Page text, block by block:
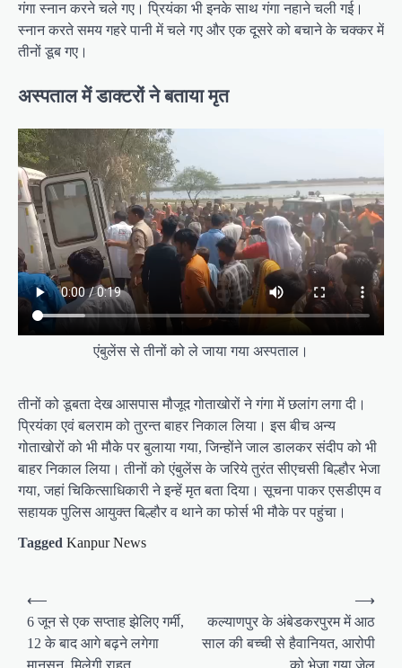
गंगा स्नान करने चले गए। प्रियंका भी इनके साथ गंगा नहाने चली गई।
स्नान करते समय गहरे पानी में चले गए और एक दूसरे को बचाने के चक्कर में
तीनों डूब गए।
अस्पताल में डाक्टरों ने बताया मृत
एंबुलेंस से तीनों को ले जाया गया अस्पताल।
तीनों को डूबता देख आसपास मौजूद गोताखोरों ने गंगा में छलांग लगा दी।
प्रियंका एवं बलराम को तुरन्त बाहर निकाल लिया। इस बीच अन्य
गोताखोरों को भी मौके पर बुलाया गया, जिन्होंने जाल डालकर संदीप को भी
बाहर निकाल लिया। तीनों को एंबुलेंस के जरिये तुरंत सीएचसी बिल्हौर भेजा
गया, जहां चिकित्साधिकारी ने इन्हें मृत बता दिया। सूचना पाकर एसडीएम व
सहायक पुलिस आयुक्त बिल्हौर व थाने का फोर्स भी मौके पर पहुंचा।
Tagged Kanpur News
⟵
6 जून से एक सप्ताह झेलिए गर्मी,
12 के बाद आगे बढ़ने लगेगा
मानसून, मिलेगी राहत
कल्याणपुर के अंबेडकरपुरम में आठ
साल की बच्ची से हैवानियत, आरोपी
को भेजा गया जेल
⟶